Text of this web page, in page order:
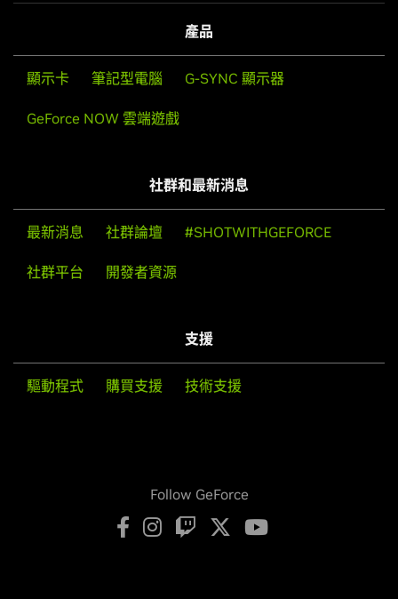
產品
顯示卡 筆記型電腦 G-SYNC 顯示器
GeForce NOW 雲端遊戲
社群和最新消息
最新消息 社群論壇 #SHOTWITHGEFORCE
社群平台 開發者資源
支援
驅動程式 購買支援 技術支援
Follow GeForce